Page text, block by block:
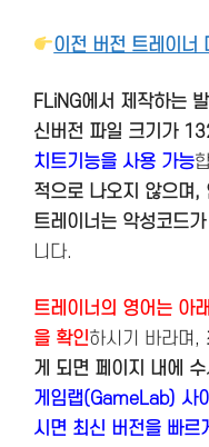
이전 버전 트레이너
FLiNG에서 제작하는
신버전 파일 크기가
치트기능을 사용 가능
적으로 나오지 않으며,
트레이너는 악성코드
니다.
트레이너의 영어는 아
을 확인하시기 바라며,
게 되면 페이지 내에
게임랩(GameLab) 사
시면 최신 버전을 빠르